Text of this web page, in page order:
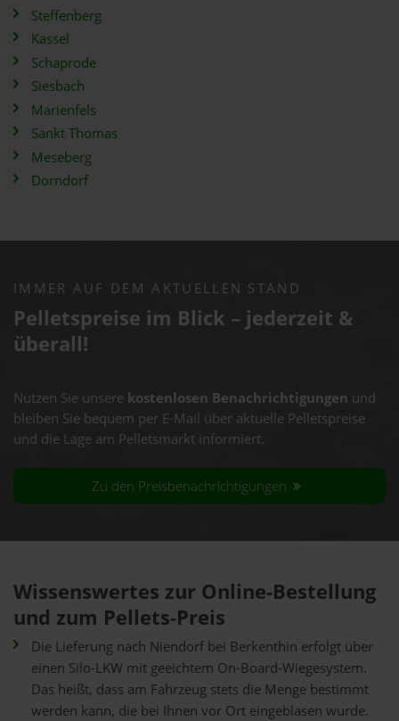
Steffenberg
Kassel
Schaprode
Siesbach
Marienfels
Sankt Thomas
Meseberg
Dorndorf
IMMER AUF DEM AKTUELLEN STAND
Pelletspreise im Blick – jederzeit &
überall!
Nutzen Sie unsere kostenlosen Benachrichtigungen und
bleiben Sie bequem per E-Mail über aktuelle Pelletspreise
und die Lage am Pelletsmarkt informiert.
Zu den Preisbenachrichtigungen
Wissenswertes zur Online-Bestellung
und zum Pellets-Preis
Die Lieferung nach Niendorf bei Berkenthin erfolgt über
einen Silo-LKW mit geeichtem On-Board-Wiegesystem.
Das heißt, dass am Fahrzeug stets die Menge bestimmt
werden kann, die bei Ihnen vor Ort eingeblasen wurde.